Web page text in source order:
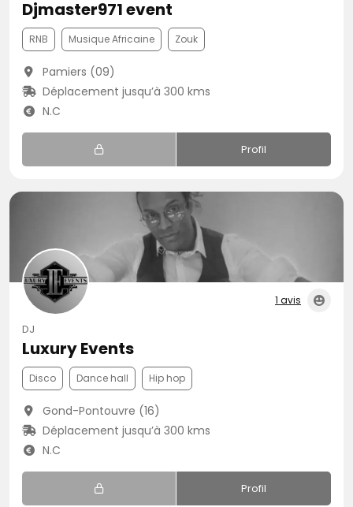
Djmaster971 event
RNB Musique Africaine Zouk
Pamiers (09)
Déplacement jusqu’à 300 kms
N.C
Profil
1 avis
DJ
Luxury Events
Disco Dance hall Hip hop
Gond-Pontouvre (16)
Déplacement jusqu’à 300 kms
N.C
Profil